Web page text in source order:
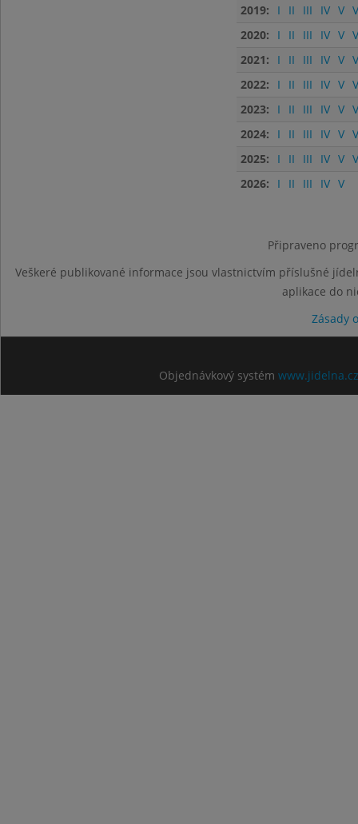
2019:
I II III IV V
2020:
I II III IV V
2021:
I II III IV V
2022:
I II III IV V
2023:
I II III IV V
2024:
I II III IV V
2025:
I II III IV V
2026:
I II III IV V
Připraveno
Veškeré publikované informace jsou vlastnictvím příslušné
aplikace do
Zásady
Objednávkový systém www.jidelna.cz